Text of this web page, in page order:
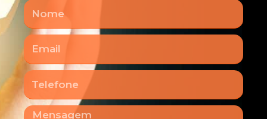
Nome
Email
Telefone
Mensagem